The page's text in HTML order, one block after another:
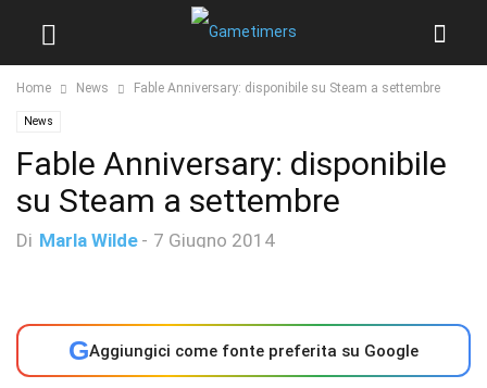
Home News Fable Anniversary: disponibile su Steam a settembre
News
Fable Anniversary: disponibile
su Steam a settembre
Di Marla Wilde - 7 Giugno 2014
GAggiungici come fonte preferita su Google